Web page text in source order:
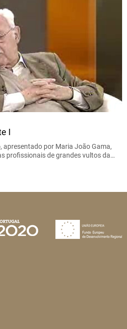
I
apresentado por Maria João Gama,
profissionais de grandes vultos da…